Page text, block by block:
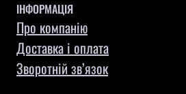
ІНФОРМАЦІЯ
Про компанію
Доставка і оплата
Зворотній зв’язок